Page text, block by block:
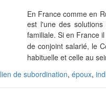
En France comme en
est l'une des
familiale. Si en France
de conjoint salarié, le
habituelle et celle au
lien de subordination, époux,